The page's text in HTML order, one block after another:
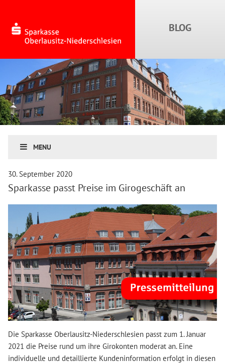
MENU
30. September 2020
Sparkasse passt Preise im Girogeschäft an
Die Sparkasse Oberlausitz-Niederschlesien passt zum 1. Januar
2021 die Preise rund um ihre Girokonten moderat an. Eine
individuelle und detaillierte Kundeninformation erfolgt in diesen